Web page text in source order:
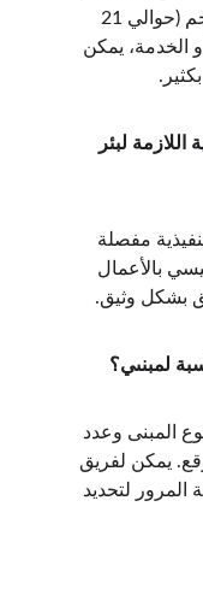
الخدمة، يمكن
لبئر
مفصلة
بالأعمال
بشكل وثيق.
لمبنىي؟
المبنى وعدد
يمكن لفريق
المرور لتحديد